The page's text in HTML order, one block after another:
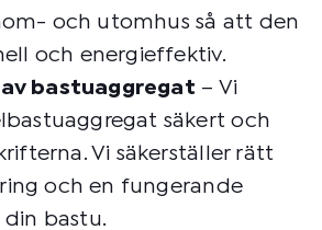
och utomhus så att den
och energieffektiv.
av bastuaggregat– Vi
säkert och
Vi säkerställer rätt
och en fungerande
bastu.